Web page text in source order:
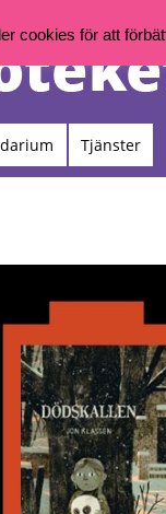
Tjänster
cookies för att